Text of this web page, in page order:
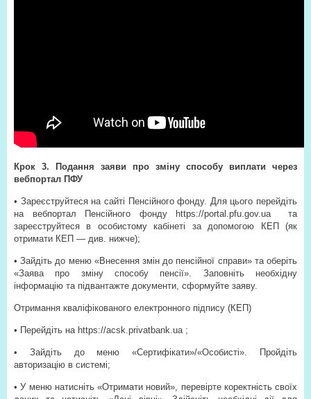
Крок 3. Подання заяви про зміну способу виплати через
вебпортал ПФУ
• Зареєструйтеся на сайті Пенсійного фонду. Для цього перейдіть
на вебпортал Пенсійного фонду https://portal.pfu.gov.ua та
зареєструйтеся в особистому кабінеті за допомогою КЕП (як
отримати КЕП — див. нижче);
• Зайдіть до меню «Внесення змін до пенсійної справи» та оберіть
«Заява про зміну способу пенсії». Заповніть необхідну
інформацію та підвантажте документи, сформуйте заяву.
Отримання кваліфікованого електронного підпису (КЕП)
• Перейдіть на https://acsk.privatbank.ua ;
• Зайдіть до меню «Сертифікати»/«Особисті». Пройдіть
авторизацію в системі;
• У меню натисніть «Отримати новий», перевірте коректність своїх